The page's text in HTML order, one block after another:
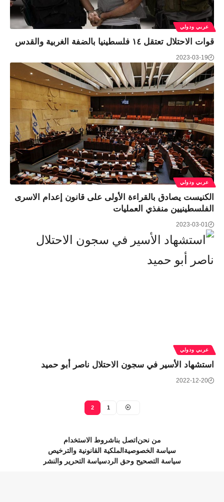
عربي ودولي
قوات الاحتلال تعتقل ١٤ فلسطينيا بالضفة الغربية والقدس
2023-03-19
عربي ودولي
الكنيست يصادق بالقراءة الأولى على قانون إعدام الاسرى
الفلسطينيين منفذي العمليات
2023-03-01
عربي ودولي
استشهاد الأسير في سجون الاحتلال ناصر أبو حميد
2022-12-20
1
2
من نحن اتصل بناشروط الاستخدام
سياسة الخصوصية الملكية القانونية والترخيص
سياسة التصحيح وحق الردسياسة التحرير والنشر